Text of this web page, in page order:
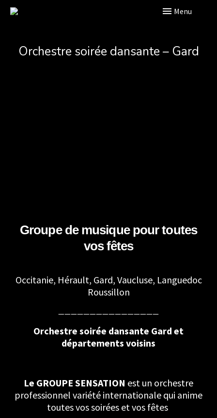
Primary Menu
Orchestre soirée dansante – Gard
Groupe de musique pour toutes
vos fêtes
Occitanie, Hérault, Gard, Vaucluse, Languedoc
Roussillon
————————————————
Orchestre soirée dansante Gard et
départements voisins
Le GROUPE SENSATION est un orchestre
professionnel variété internationale qui anime
toutes vos soirées et vos fêtes